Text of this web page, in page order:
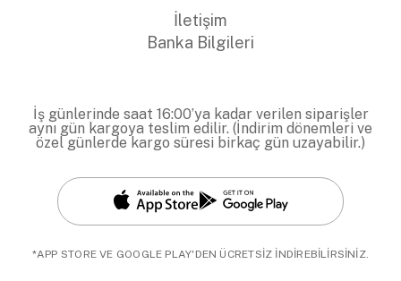
İletişim
Banka Bilgileri
İş günlerinde saat 16:00’ya kadar verilen siparişler
aynı gün kargoya teslim edilir. (İndirim dönemleri ve
özel günlerde kargo süresi birkaç gün uzayabilir.)
*APP STORE VE GOOGLE PLAY'DEN ÜCRETSİZ İNDİREBİLİRSİNİZ.